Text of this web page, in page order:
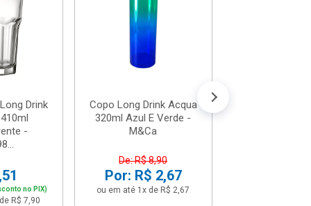
Drink
-
no PIX)
R$ 7,90
Copo Long Drink Acqua
320ml Azul E Verde -
M&Ca
De: R$ 8,90
Por: R$ 2,67
ou em até 1x de R$ 2,67